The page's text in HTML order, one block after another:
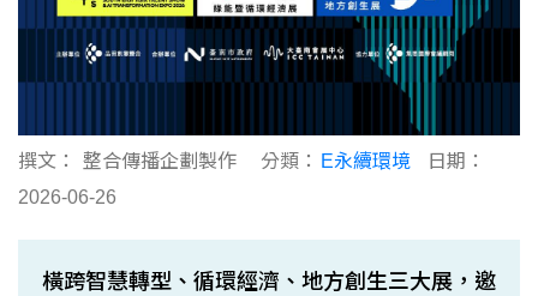
撰文： 整合傳播企劃製作 分類： E永續環境
日期：
2026-06-26
橫跨智慧轉型、循環經濟、地方創生三大展，邀